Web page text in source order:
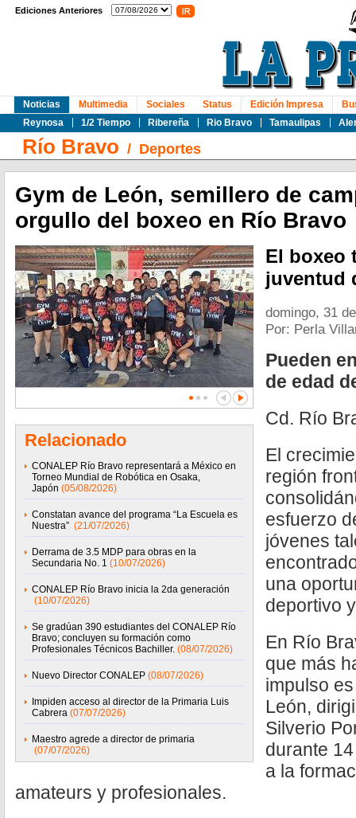
Ediciones Anteriores
Noticias
Reynosa
1/2 Tiempo Ribereña Rio Bravo Tamaulipas
Multimedia Sociales Status Edición Impresa
Río Bravo / Deportes
Gym de León, semillero de
orgullo del boxeo en Río Bravo
Relacionado
CONALEP Río Bravo representará a México en
Torneo Mundial de Robótica en Osaka,
Japón (05/08/2026)
Constatan avance del programa “La Escuela es
Nuestra” (21/07/2026)
Derrama de 3.5 MDP para obras en la
Secundaria No. 1 (10/07/2026)
CONALEP Río Bravo inicia la 2da generación
(10/07/2026)
Se gradúan 390 estudiantes del CONALEP Río
Bravo; concluyen su formación como
Profesionales Técnicos Bachiller. (08/07/2026)
Nuevo Director CONALEP (08/07/2026)
Impiden acceso al director de la Primaria Luis
Cabrera (07/07/2026)
Maestro agrede a director de primaria
(07/07/2026)
El boxeo
juventud
domingo, 31
Por: Perla
Pueden
de edad
Cd. Río
El
región
esfuerzo
jóvenes
una
deportivo
En Río
que más
impulso
León,
Silverio
durante
a la
amateurs y profesionales.